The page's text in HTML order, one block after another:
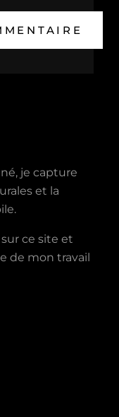
je capture
et la
ce site et
de mon travail